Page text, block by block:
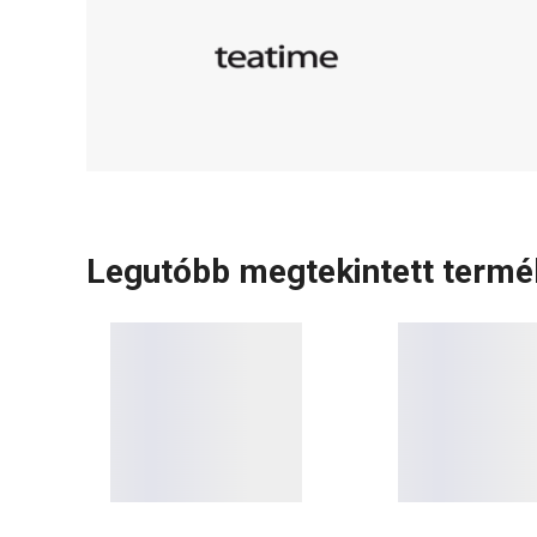
Legutóbb megtekintett